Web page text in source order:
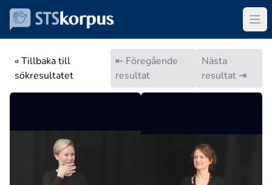
« Tillbaka till
sökresultatet
⇤ Föregående
resultat
Nästa
resultat ⇥